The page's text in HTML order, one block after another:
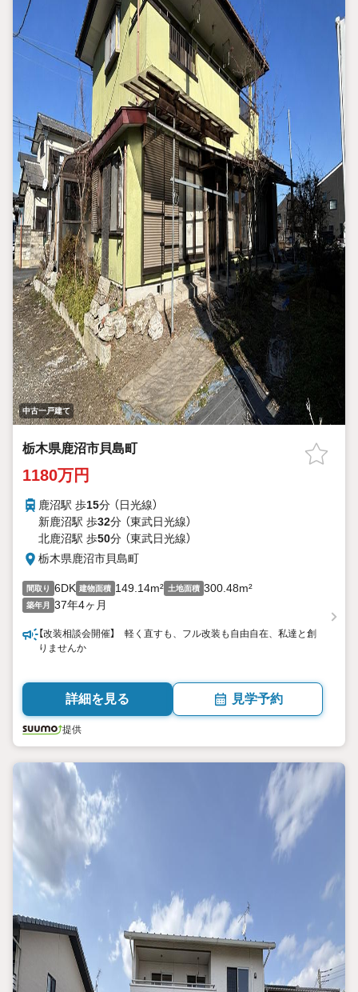
中古一戸建て
栃木県鹿沼市貝島町
1180万円
鹿沼駅 歩15分 （日光線）
新鹿沼駅 歩32分 （東武日光線）
北鹿沼駅 歩50分 （東武日光線）
栃木県鹿沼市貝島町
間取り 6DK 建物面積 149.14m² 土地面積 300.48m²
築年月 37年4ヶ月
【改装相談会開催】 軽く直すも、フル改装も自由自在、私達と創
りませんか
詳細を見る 見学予約
提供